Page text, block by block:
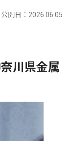
公開日：2026.06.05
川県金属